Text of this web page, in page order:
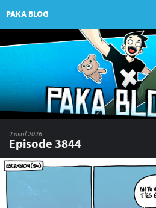
PAKA BLOG
2 avril 2026
Episode 3844